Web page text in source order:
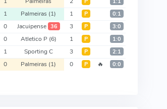
1 Palmeiras (1) 1 Р 0:1
0 Jacuipense 36 3 Р 3:0
0 Atletico P (6) 1 Р 1:0
1 Sporting C 3 Р 2:1
0 Palmeiras (1) 0 Р 🔥 0:0